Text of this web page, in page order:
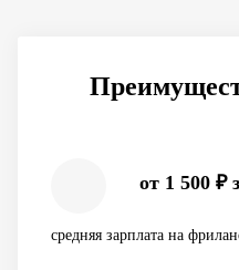
от 1 500 ₽
средняя зарплата на